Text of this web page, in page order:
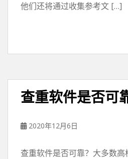
他们还将通过收集参考文 […]
查重软件是否可
2020年12月6日
查重软件是否可靠？大多数